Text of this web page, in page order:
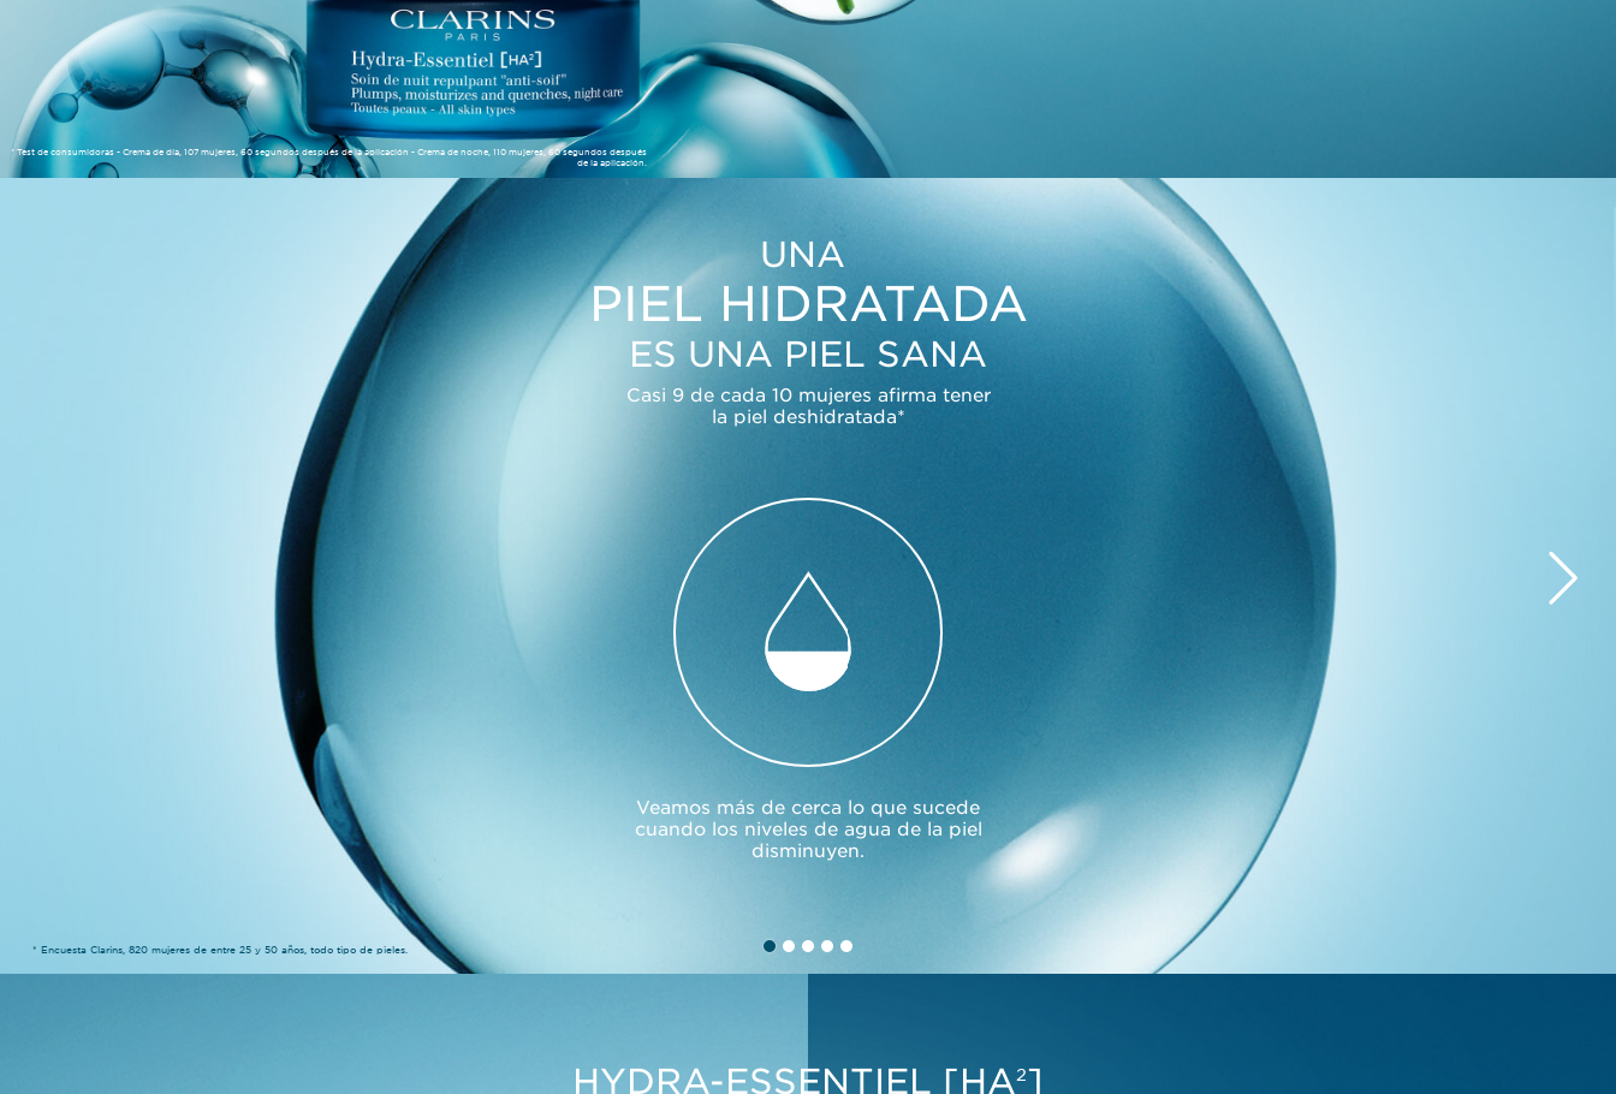
* Test de consumidoras - Crema de día, 107 mujeres, 60 segundos después de la aplicación - Crema de noche, 110 mujeres, 60 segundos después
de la aplicación.
UNA
PIEL HIDRATADA
ES UNA PIEL SANA
Casi 9 de cada 10 mujeres afirma tener
la piel deshidratada*
Veamos más de cerca lo que sucede
cuando los niveles de agua de la piel
disminuyen.
* Encuesta Clarins, 820 mujeres de entre 25 y 50 años, todo tipo de pieles.
HYDRA-ESSENTIEL [HA2]